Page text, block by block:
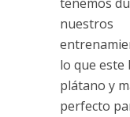
nuestros
lo que este
plátano y
perfecto